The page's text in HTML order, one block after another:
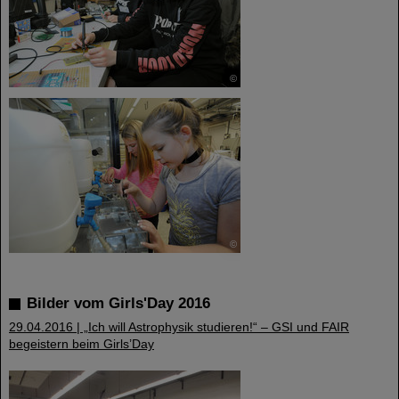
©
©
Bilder vom Girls'Day 2016
29.04.2016 | „Ich will Astrophysik studieren!“ – GSI und FAIR
begeistern beim Girls’Day